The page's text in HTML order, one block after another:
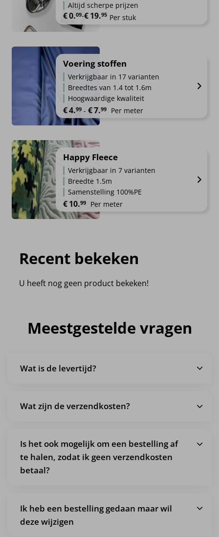
Altijd scherpe prijzen
€0.09-€19.95
Prijsklasse: €0.09 tot €19.95
Per stuk
Voering stoffen
Verkrijgbaar in 17 varianten
Breedtes van 1.4 tot 1.6m
Hoogwaardige kwaliteit
€4.99 - €7.99 Prijsklasse: €4.99 tot €7.99
Per meter
Happy Fleece
Verkrijgbaar in 7 varianten
Breedte 1.5m
Samenstelling 100%PE
€10.99 Per meter
Recent bekeken
U heeft nog geen product bekeken!
Meestgestelde vragen
Wat is de levertijd?
Wat zijn de verzendkosten?
Is het ook mogelijk om een bestelling af
te halen, zodat ik geen verzendkosten
betaal?
Ik heb een bestelling gedaan maar wil
deze wijzigen